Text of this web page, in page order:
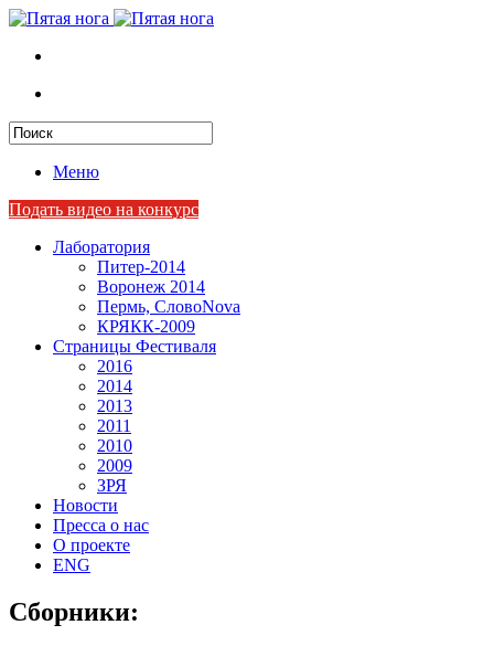
Меню
Подать видео на конкурс
Лаборатория
Питер-2014
Воронеж 2014
Пермь, СловоNova
КРЯКК-2009
Страницы Фестиваля
2016
2014
2013
2011
2010
2009
ЗРЯ
Новости
Пресса о нас
О проекте
ENG
Сборники: